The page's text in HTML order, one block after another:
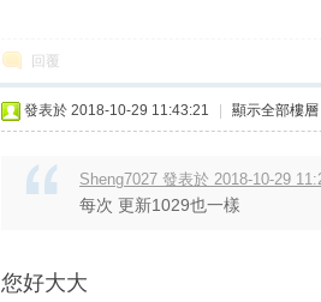
回覆
發表於 2018-10-29 11:43:21 顯示全部樓層
Sheng7027 發表於 2018-10-29
每次 更新1029也一樣
您好大大